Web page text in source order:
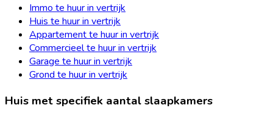
Immo te huur in vertrijk
Huis te huur in vertrijk
Appartement te huur in vertrijk
Commercieel te huur in vertrijk
Garage te huur in vertrijk
Grond te huur in vertrijk
Huis met specifiek aantal slaapkamers